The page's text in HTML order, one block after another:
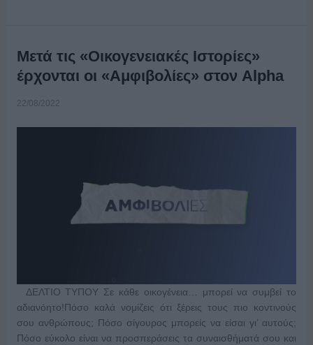
Μετά τις «Οικογενειακές Ιστορίες»
έρχονται οι «Αμφιβολίες» στον Alpha
22/08/2022
ΔΕΛΤΙΟ ΤΥΠΟΥ Σε κάθε οικογένεια… μπορεί να συμβεί το
αδιανόητο!Πόσο καλά νομίζεις ότι ξέρεις τους πιο κοντινούς
σου ανθρώπους; Πόσο σίγουρος μπορείς να είσαι γι’ αυτούς;
Πόσο εύκολο είναι να προσπεράσεις τα συναισθήματά σου και